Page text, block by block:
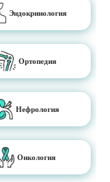
Эндокринология
Ортопедия
Нефрология
Онкология